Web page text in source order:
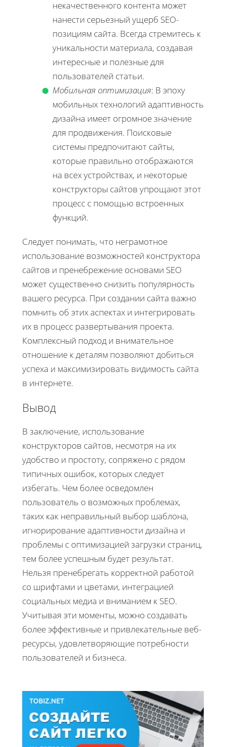
некачественного контента может
нанести серьезный ущерб SEO-
позициям сайта. Всегда стремитесь к
уникальности материала, создавая
интересные и полезные для
пользователей статьи.
Мобильная оптимизация: В эпоху
мобильных технологий адаптивность
дизайна имеет огромное значение
для продвижения. Поисковые
системы предпочитают сайты,
которые правильно отображаются
на всех устройствах, и некоторые
конструкторы сайтов упрощают этот
процесс с помощью встроенных
функций.
Следует понимать, что неграмотное
использование возможностей конструктора
сайтов и пренебрежение основами SEO
может существенно снизить популярность
вашего ресурса. При создании сайта важно
помнить об этих аспектах и интегрировать
их в процесс развертывания проекта.
Комплексный подход и внимательное
отношение к деталям позволяют добиться
успеха и максимизировать видимость сайта
в интернете.
Вывод
В заключение, использование
конструкторов сайтов, несмотря на их
удобство и простоту, сопряжено с рядом
типичных ошибок, которых следует
избегать. Чем более осведомлен
пользователь о возможных проблемах,
таких как неправильный выбор шаблона,
игнорирование адаптивности дизайна и
проблемы с оптимизацией загрузки страниц,
тем более успешным будет результат.
Нельзя пренебрегать корректной работой
со шрифтами и цветами, интеграцией
социальных медиа и вниманием к SEO.
Учитывая эти моменты, можно создавать
более эффективные и привлекательные веб-
ресурсы, удовлетворяющие потребности
пользователей и бизнеса.